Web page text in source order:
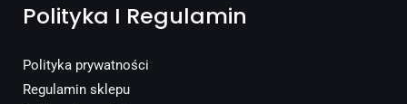
Polityka I Regulamin
Polityka prywatności
Regulamin sklepu